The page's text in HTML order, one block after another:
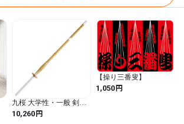
九桜 大学性・一般 剣道
竹刀(完成品) 規格39
T339
10,260円
【操り三番叟】
1,050円